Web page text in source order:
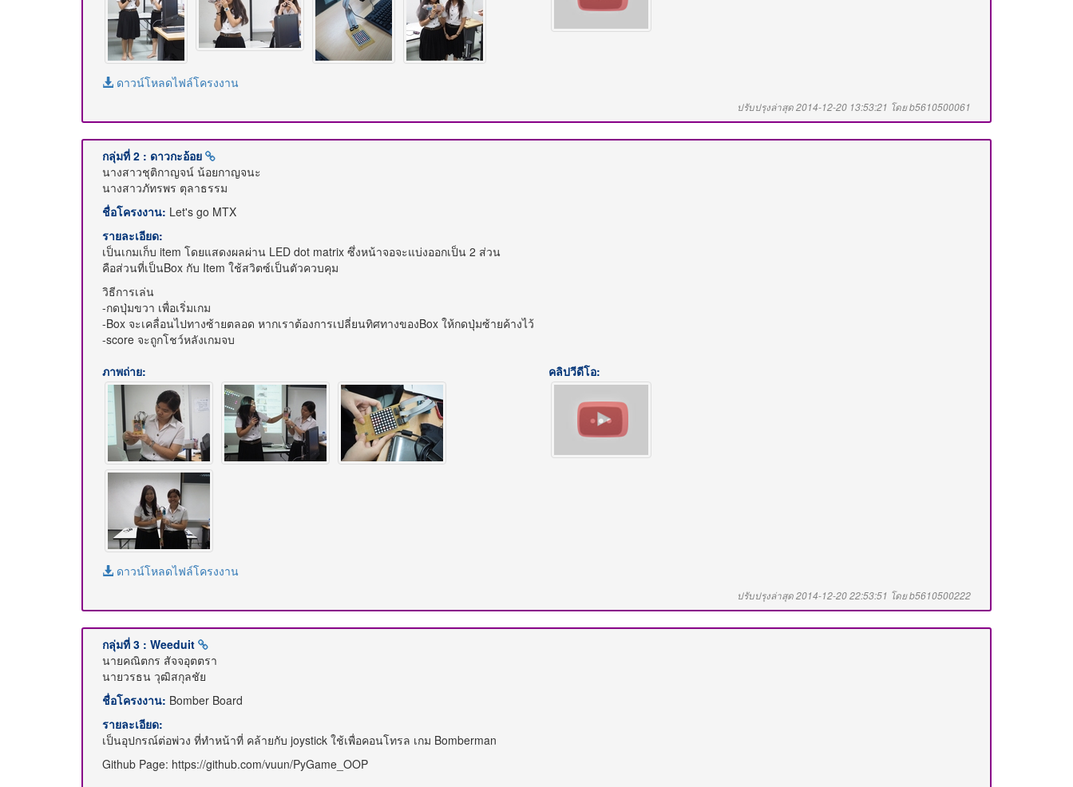
ดาวน์โหลดไฟล์โครงงาน
ปรับปรุงล่าสุด 2014-12-20 13:53:21 โดย b5610500061
กลุ่มที่ 2 : ดาวกะอ้อย
นางสาวชุติกาญจน์ น้อยกาญจนะ
นางสาวภัทรพร ตุลาธรรม
ชื่อโครงงาน: Let's go MTX
รายละเอียด:
เป็นเกมเก็บ item โดยแสดงผลผ่าน LED dot matrix ซึ่งหน้าจอจะแบ่งออกเป็น 2 ส่วน
คือส่วนที่เป็นBox กับ Item ใช้สวิตซ์เป็นตัวควบคุม
วิธีการเล่น
-กดปุ่มขวา เพื่อเริ่มเกม
-Box จะเคลื่อนไปทางซ้ายตลอด หากเราต้องการเปลี่ยนทิศทางของBox ให้กดปุ่มซ้ายค้างไว้
-score จะถูกโชว์หลังเกมจบ
ภาพถ่าย:
คลิปวีดีโอ:
ดาวน์โหลดไฟล์โครงงาน
ปรับปรุงล่าสุด 2014-12-20 22:53:51 โดย b5610500222
กลุ่มที่ 3 : Weeduit
นายคณิตกร สัจจอุตตรา
นายวรธน วุฒิสกุลชัย
ชื่อโครงงาน: Bomber Board
รายละเอียด:
เป็นอุปกรณ์ต่อพ่วง ที่ทำหน้าที่ คล้ายกับ joystick ใช้เพื่อคอนโทรล เกม Bomberman
Github Page: https://github.com/vuun/PyGame_OOP